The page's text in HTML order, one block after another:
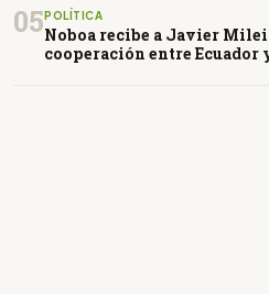
05POLÍTICA
Noboa recibe a Javier
cooperación entre